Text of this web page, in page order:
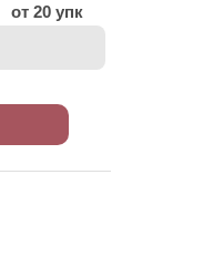
от 20 упк